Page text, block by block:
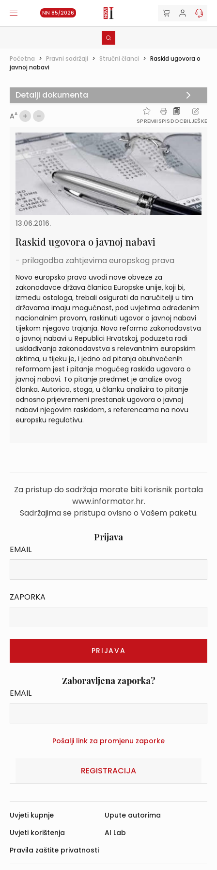
NN 85/2026
Početna > Pravni sadržaji > Stručni članci > Raskid ugovora o
javnoj nabavi
AA
SPREMIISPISDOCBILJEŠKE
13.06.2016.
Raskid ugovora o javnoj nabavi
- prilagodba zahtjevima europskog prava
Novo europsko pravo uvodi nove obveze za
zakonodavce država članica Europske unije, koji bi,
između ostaloga, trebali osigurati da naručitelji u tim
državama imaju mogućnost, pod uvjetima određenim
nacionalnim pravom, raskinuti ugovor o javnoj nabavi
tijekom njegova trajanja. Nova reforma zakonodavstva
o javnoj nabavi u Republici Hrvatskoj, poduzeta radi
usklađivanja zakonodavstva s relevantnim europskim
aktima, u tijeku je, i jedno od pitanja obuhvaćenih
reformom jest i pitanje mogućeg raskida ugovora o
javnoj nabavi. To pitanje predmet je analize ovog
članka. Autorica, stoga, u članku analizira to pitanje
odnosno prijevremeni prestanak ugovora o javnoj
nabavi njegovim raskidom, s referencama na novu
europsku regulativu.
Za pristup do sadržaja morate biti korisnik portala
www.informator.hr.
Sadržajima se pristupa ovisno o Vašem paketu.
Prijava
EMAIL
ZAPORKA
Zaboravljena zaporka?
EMAIL
REGISTRACIJA
Detalji dokumenta
Uvjeti kupnje
Uvjeti korištenja
Pravila zaštite privatnosti
Upute autorima
AI Lab